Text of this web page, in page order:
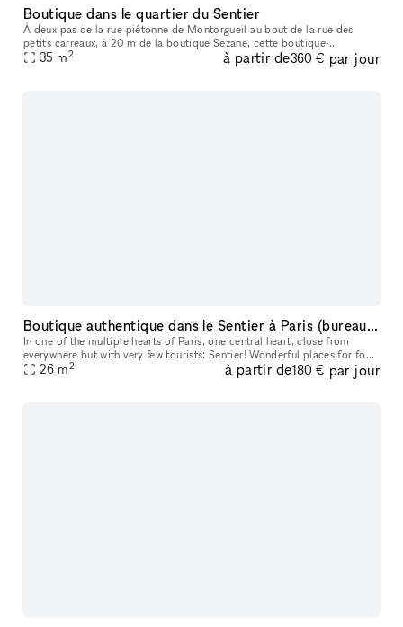
Boutique dans le quartier du Sentier
À deux pas de la rue piétonne de Montorgueil au bout de la rue des
petits carreaux, à 20 m de la boutique Sezane, cette boutique-
showroom est idéalement situé entre les grand boulevards et châtelet
35 m2 à partir de360 € par jour
Boutique authentique dans le Sentier à Paris (bureau / showroom / événement)
In one of the multiple hearts of Paris, one central heart, close from
everywhere but with very few tourists: Sentier! Wonderful places for food
right next door: Edgar, Hôtel du Sentier, rue du Nil. N
26 m2 à partir de180 € par jour